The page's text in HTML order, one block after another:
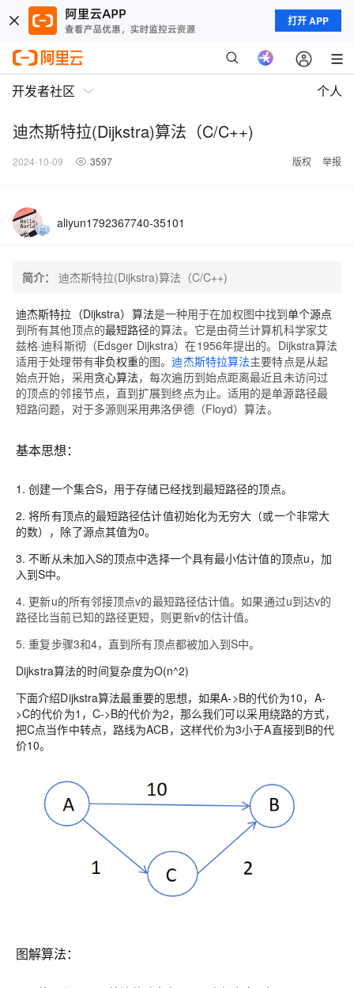
打开 APP
开发者社区 个人
迪杰斯特拉(Dijkstra)算法（C/C++)
2024-10-09 3597 版权 举报
aliyun1792367740-35101
简介： 迪杰斯特拉(Dijkstra)算法（C/C++)
迪杰斯特拉（Dijkstra）算法是一种用于在加权图中找到单个源点
到所有其他顶点的最短路径的算法。它是由荷兰计算机科学家艾
兹格·迪科斯彻（Edsger Dijkstra）在1956年提出的。Dijkstra算法
适用于处理带有非负权重的图。迪杰斯特拉算法主要特点是从起
始点开始，采用贪心算法，每次遍历到始点距离最近且未访问过
的顶点的邻接节点，直到扩展到终点为止。适用的是单源路径最
短路问题，对于多源则采用弗洛伊德（Floyd）算法。
基本思想：
1. 创建一个集合S，用于存储已经找到最短路径的顶点。
2. 将所有顶点的最短路径估计值初始化为无穷大（或一个非常大
的数），除了源点其值为0。
3. 不断从未加入S的顶点中选择一个具有最小估计值的顶点u，加
入到S中。
4. 更新u的所有邻接顶点v的最短路径估计值。如果通过u到达v的
路径比当前已知的路径更短，则更新v的估计值。
5. 重复步骤3和4，直到所有顶点都被加入到S中。
Dijkstra算法的时间复杂度为O(n^2)
下面介绍Dijkstra算法最重要的思想，如果A->B的代价为10，A-
>C的代价为1，C->B的代价为2，那么我们可以采用绕路的方式，
把C点当作中转点，路线为ACB，这样代价为3小于A直接到B的代
价10。
图解算法：